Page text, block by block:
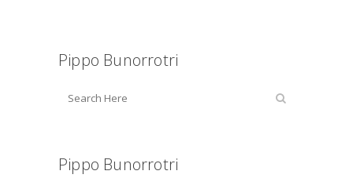
Pippo Bunorrotri
Pippo Bunorrotri